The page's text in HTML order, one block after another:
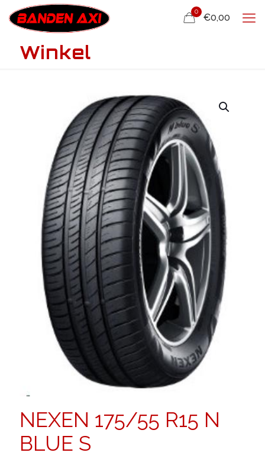
0
€0,00
Winkel
NEXEN 175/55 R15 N
BLUE S